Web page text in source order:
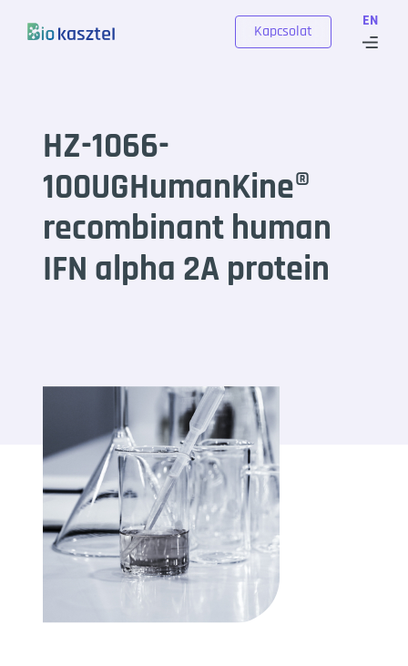
EN
Kapcsolat
HZ-1066-
100UGHumanKine®
recombinant human
IFN alpha 2A protein